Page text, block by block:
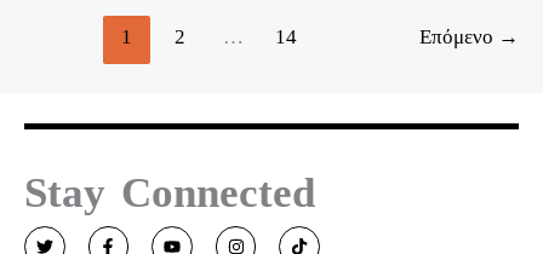
1 2 … 14 Επόμενο →
Stay Connected
T
w
F
a
Y
o
I
n
T
i